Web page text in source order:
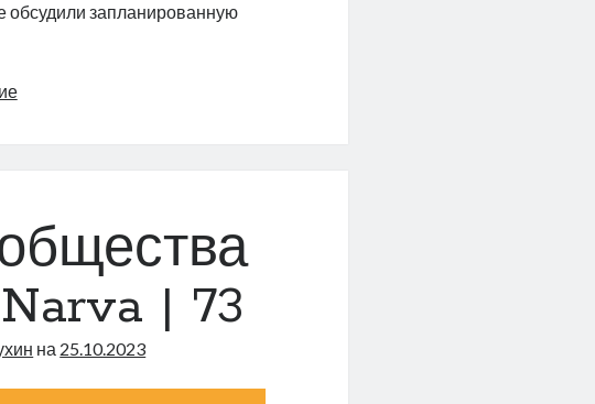
обсудили запланированную
В
может
и
|
Radio
Narva
| 73
на 25.10.2023